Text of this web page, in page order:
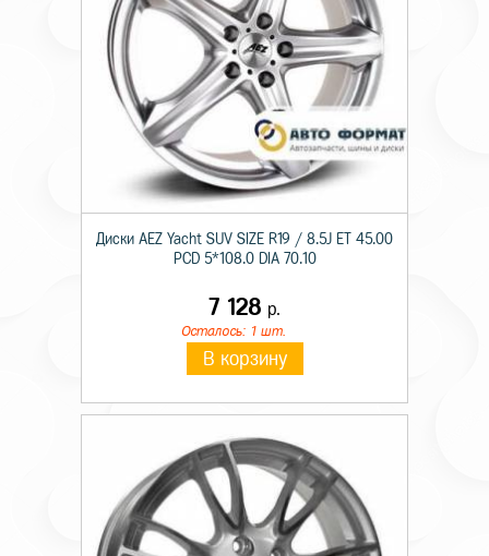
Диски AEZ Yacht SUV SIZE R19 / 8.5J ET 45.00
PCD 5*108.0 DIA 70.10
7 128 р.
Осталось: 1 шт.
В корзину